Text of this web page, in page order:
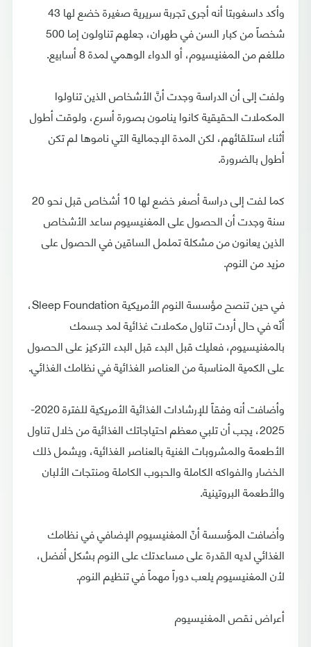
وأكد داسغوبتا أنه أجرى تجربة سريرية صغيرة خضع لها 43
شخصاً من كبار السن في طهران، جعلهم تناولون إما 500
مللغم من المغنيسيوم، أو الدواء الوهمي لمدة 8 أسابيع.
ولفت إلى أن الدراسة وجدت أنَّ الأشخاص الذين تناولوا
المكملات الحقيقية كانوا ينامون بصورة أسرع، ولوقت أطول
أثناء استلقائهم، لكن المدة الإجمالية التي ناموها لم تكن
أطول بالضرورة.
كما لفت إلى دراسة أصغر خضع لها 10 أشخاص قبل نحو 20
سنة وجدت أن الحصول على المغنيسيوم ساعد الأشخاص
الذين يعانون من مشكلة تململ الساقين في الحصول على
مزيد من النوم.
في حين تنصح مؤسسة النوم الأمريكية Sleep Foundation،
أنّه في حال أردت تناول مكملات غذائية لمد جسمك
بالمغنيسيوم، فعليك قبل البدء قبل البدء التركيز على الحصول
على الكمية المناسبة من العناصر الغذائية في نظامك الغذائي.
وأضافت أنه وفقاً للإرشادات الغذائية الأمريكية للفترة 2020-
2025، يجب أن تلبي معظم احتياجاتك الغذائية من خلال تناول
الأطعمة والمشروبات الغنية بالعناصر الغذائية، ويشمل ذلك
الخضار والفواكه الكاملة والحبوب الكاملة ومنتجات الألبان
والأطعمة البروتينية.
وأضافت المؤسسة أنّ المغنيسيوم الإضافي في نظامك
الغذائي لديه القدرة على مساعدتك على النوم بشكل أفضل،
لأن المغنيسيوم يلعب دوراً مهماً في تنظيم النوم.
أعراض نقص المغنيسيوم